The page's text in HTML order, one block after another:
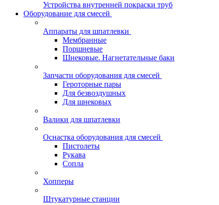
Устройства внутренней покраски труб
Оборудование для смесей
Аппараты для шпатлевки
Мембранные
Поршневые
Шнековые. Нагнетательные баки
Запчасти оборудования для смесей
Героторные пары
Для безвоздушных
Для шнековых
Валики для шпатлевки
Оснастка оборудования для смесей
Пистолеты
Рукава
Сопла
Хопперы
Штукатурные станции